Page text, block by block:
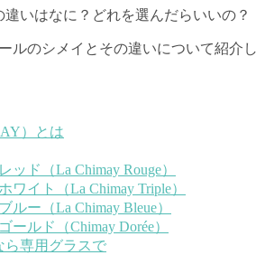
いはなに？どれを選んだらいいの？
ルのシメイとその違いについて紹介し
）とは
ッド（La Chimay Rouge）
ワイト（La Chimay Triple）
ルー（La Chimay Bleue）
ールド（Chimay Dorée）
ら専用グラスで